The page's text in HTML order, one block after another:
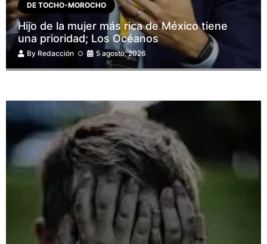
DE TOCHO-MOROCHO
Hijo de la mujer más rica de México tiene
una prioridad; Los Océanos
By Redacción 5 agosto, 2026